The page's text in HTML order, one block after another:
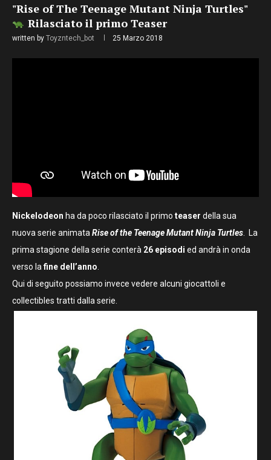
"Rise of The Teenage Mutant Ninja Turtles"
Rilasciato il primo Teaser
written by Toyzntech_bot 25 Marzo 2018
Nickelodeon ha da poco rilasciato il primo teaser della sua
nuova serie animata Rise of the Teenage Mutant Ninja Turtles . La
prima stagione della serie conterà 26 episodi ed andrà in onda
verso la fine dell’anno
Qui di seguito possiamo invece vedere alcuni giocattoli e
collectibles tratti dalla serie.